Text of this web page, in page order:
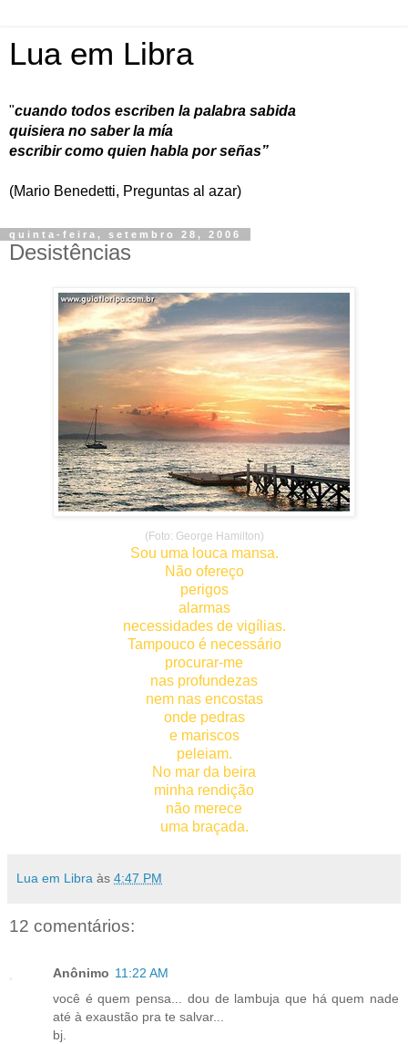
Lua em Libra
"cuando todos escriben la palabra sabida
quisiera no saber la mía
escribir como quien habla por señas”
(Mario Benedetti, Preguntas al azar)
quinta-feira, setembro 28, 2006
Desistências
(Foto: George Hamilton)
Sou uma louca mansa.
Não ofereço
perigos
alarmas
necessidades de vigílias.
Tampouco é necessário
procurar-me
nas profundezas
nem nas encostas
onde pedras
e mariscos
peleiam.
No mar da beira
minha rendição
não merece
uma braçada.
Lua em Libra às 4:47 PM
12 comentários:
Anônimo 11:22 AM
você é quem pensa... dou de lambuja que há quem nade
até à exaustão pra te salvar...
bj.